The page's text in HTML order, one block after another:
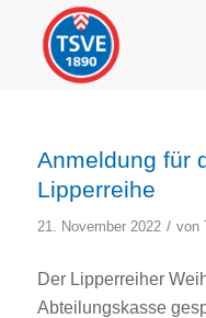
Anmeldung für
Lipperreihe
21. November 2022 / von
Der Lipperreiher
Abteilungskasse